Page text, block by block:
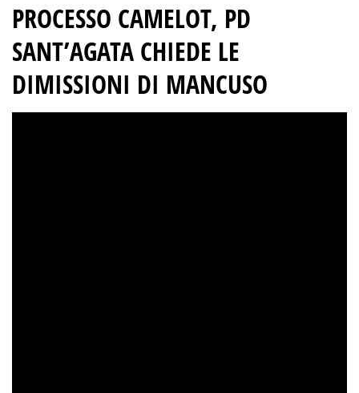
PROCESSO CAMELOT, PD
SANT’AGATA CHIEDE LE
DIMISSIONI DI MANCUSO